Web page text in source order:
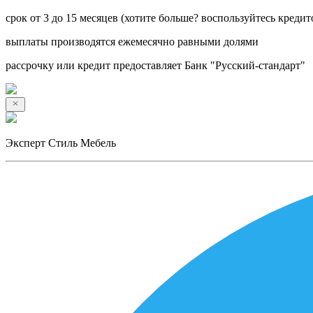
срок от 3 до 15 месяцев (хотите больше? воспользуйтесь
выплаты производятся ежемесячно равными долями
рассрочку или кредит предоставляет Банк "Русский-стандарт"
Эксперт Стиль Мебель